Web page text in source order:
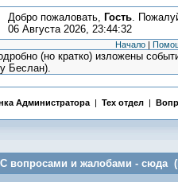
Добро пожаловать, Гость.
06 Августа 2026, 23:44:32
Начало |
(но кратко) изложены
Беслан).
Администратора| Тех отдел|
вопросами и жалобами - сюда